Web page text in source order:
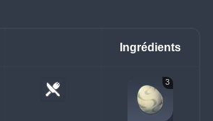
Ingrédients
3